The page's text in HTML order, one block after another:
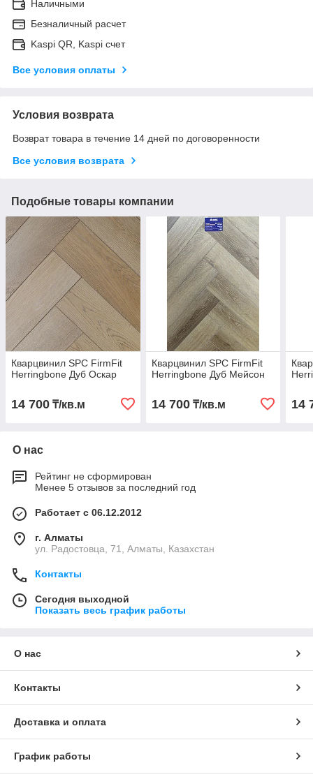
Наличными
Безналичный расчет
Kaspi QR, Kaspi счет
Все условия оплаты
Условия возврата
Возврат товара в течение 14 дней по договоренности
Все условия возврата
Подобные товары компании
Кварцвинил SPC FirmFit
Herringbone Дуб Оскар
14 700 ₸/кв.м
Кварцвинил SPC FirmFit
Herringbone Дуб Мейсон
14 700₸/кв.м 14
О нас
Рейтинг не сформирован
Менее 5 отзывов за последний год
Работает с 06.12.2012
г. Алматы
ул. Радостовца, 71, Алматы, Казахстан
Контакты
Сегодня выходной
Показать весь график работы
О нас
Контакты
Доставка и оплата
График работы